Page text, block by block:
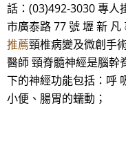
話：(03)492-3030 專人
市廣泰路 77 號 壢 新 凡
推薦頸椎病變及微創手
醫師 頸脊髓神經是腦幹
下的神經功能包括：呼
小便、腸胃的蠕動；